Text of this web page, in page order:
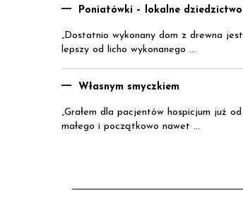
Poniatówki – lokalne dziedzictwo
„Dostatnio wykonany dom z drewna jest
lepszy od licho wykonanego ...
Własnym smyczkiem
„Grałem dla pacjentów hospicjum już od
małego i początkowo nawet ...